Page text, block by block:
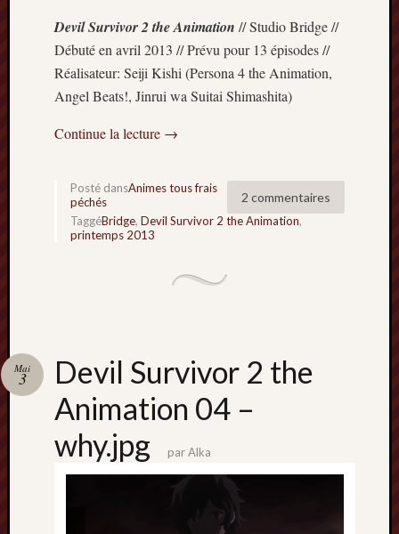
Devil Survivor 2 the Animation // Studio Bridge //
Débuté en avril 2013 // Prévu pour 13 épisodes //
Réalisateur: Seiji Kishi (Persona 4 the Animation,
Angel Beats!, Jinrui wa Suitai Shimashita)
Continue la lecture →
2 commentaires
Posté dansAnimes tous frais
péchés
TaggéBridge, Devil Survivor 2 the Animation,
printemps 2013
Devil Survivor 2 the
Animation 04 –
why.jpg
Mai
3
parAlka